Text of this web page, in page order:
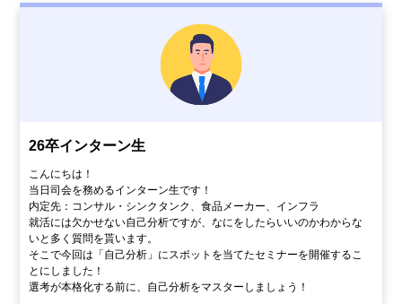
26卒インターン生
こんにちは！
当日司会を務めるインターン生です！
内定先：コンサル・シンクタンク、食品メーカー、インフラ
就活には欠かせない自己分析ですが、なにをしたらいいのかわからな
いと多く質問を貰います。
そこで今回は「自己分析」にスポットを当てたセミナーを開催するこ
とにしました！
選考が本格化する前に、自己分析をマスターしましょう！